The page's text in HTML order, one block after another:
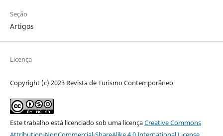
Seção
Artigos
Licença
Copyright (c) 2023 Revista de Turismo Contemporâneo
Este trabalho está licenciado sob uma licençaCreative Commons